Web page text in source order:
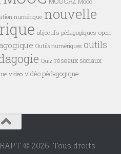
numérique nouvelle
objectifs pédagogiques open
Outils numériques outils
Quiz réseaux sociaux
vidéo vidéo pédagogique
© 2026. Tous droits